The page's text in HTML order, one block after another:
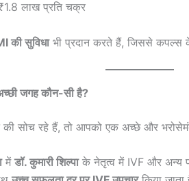
लाख प्रति चक्र
की सुविधाभी प्रदान करते हैं, जिससे कपल्स
जगह कौन-सी है?
सोच रहे हैं, तो आपको एक अच्छे और
में डॉ. कुमारी शिल्पाके नेतृत्व में IVF और अन्य